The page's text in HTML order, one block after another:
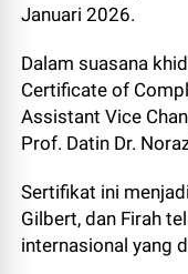
Januari 2026.
Dalam suasana
Certificate of
Assistant Vice
Prof. Datin Dr.
Sertifikat ini
Gilbert, dan Firah
internasional yang